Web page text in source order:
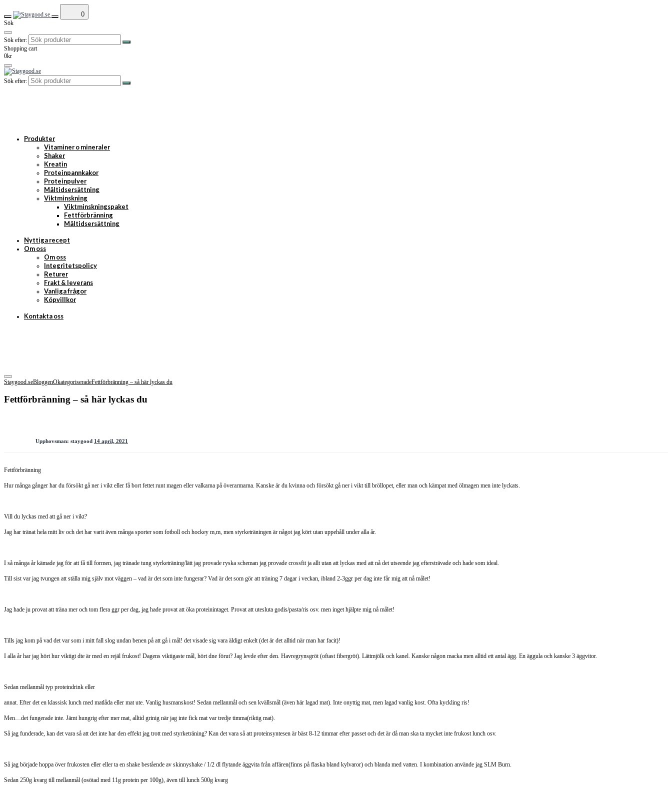
0
Sök
Sök efter:
Shopping cart
0kr
Sök efter:
Produkter
Vitaminer o mineraler
Shaker
Kreatin
Proteinpannkakor
Proteinpulver
Måltidsersättning
Viktminskning
Viktminskningspaket
Fettförbränning
Måltidsersättning
Nyttiga recept
Om oss
Om oss
Integritetspolicy
Returer
Frakt & leverans
Vanliga frågor
Köpvillkor
Kontakta oss
Staygood.seBloggenOkategoriseradeFettförbränning – så här lyckas du
Fettförbränning – så här lyckas du
Upphovsman: staygood 14 april, 2021
Fettförbränning
Hur många gånger har du försökt gå ner i vikt eller få bort fettet runt magen eller valkarna på överarmarna. Kanske är du kvinna och försökt gå ner i vikt till bröllopet, eller man och kämpat med ölmagen men inte lyckats.
Vill du lyckas med att gå ner i vikt?
Jag har tränat hela mitt liv och det har varit även många sporter som fotboll och hockey m,m, men styrketräningen är något jag kört utan uppehåll under alla år.
I så många år kämade jag för att få till formen, jag tränade tung styrketräning/lätt jag provade ryska scheman jag provade crossfit ja allt utan att lyckas med att nå det utseende jag eftersträvade och hade som ideal.
Till sist var jag tvungen att ställa mig själv mot väggen – vad är det som inte fungerar? Vad är det som gör att träning 7 dagar i veckan, ibland 2-3ggr per dag inte får mig att nå målet!
Jag hade ju provat att träna mer och tom flera ggr per dag, jag hade provat att öka proteinintaget. Provat att utesluta godis/pasta/ris osv. men inget hjälpte mig nå målet!
Tills jag kom på vad det var som i mitt fall slog undan benen på att gå i mål! det visade sig vara äldigt enkelt (det är det alltid när man har facit)!
I alla år har jag hört hur viktigt dte är med en rejäl frukost! Dagens viktigaste mål, hört dne förut? Jag levde efter den. Havregrynsgröt (oftast fibergröt). Lättmjölk och kanel. Kanske någon macka men alltid ett antal ägg. En äggula och kanske 3 äggvitor.
Sedan mellanmål typ proteindrink eller
annat. Efter det en klassisk lunch med matlåda eller mat ute. Vanlig husmanskost! Sedan mellanmål och sen kvällsmål (även här lagad mat). Inte onyttig mat, men lagad vanlig kost. Ofta kyckling ris!
Men…det fungerade inte. Jämt hungrig efter mer mat, alltid grinig när jag inte fick mat var tredje timma(riktig mat).
Så jag funderade, kan det vara så att det inte har den effekt jag trott med styrketräning? Kan det vara så att proteinsyntesen är bäst 8-12 timmar efter passet och det är då man ska ta mycket inte frukost lunch osv.
Så jag började hoppa över frukosten eller eller ta en shake bestående av skinnyshake / 1/2 dl flytande äggvita från affären(finns på flaska bland kylvaror) och blanda med vatten. I kombination använde jag SLM Burn.
Sedan 250g kvarg till mellanmål (osötad med 11g protein per 100g), även till lunch 500g kvarg